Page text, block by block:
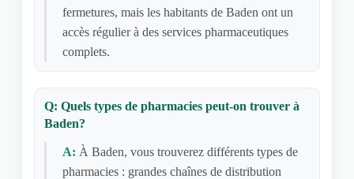
fermetures, mais les habitants de Baden ont un
accès régulier à des services pharmaceutiques
complets.
Q: Quels types de pharmacies peut-on trouver à
Baden?
A: À Baden, vous trouverez différents types de
pharmacies : grandes chaînes de distribution